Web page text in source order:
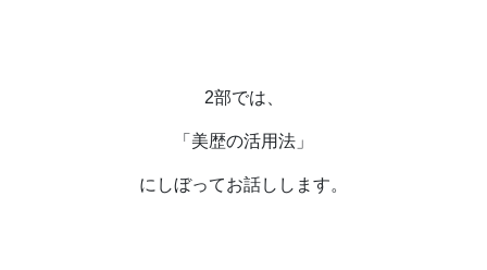
2部では、
「美歴の活用法」
にしぼってお話しします。